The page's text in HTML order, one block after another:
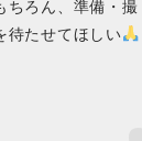
ちろん、準備・撮
待たせてほしい